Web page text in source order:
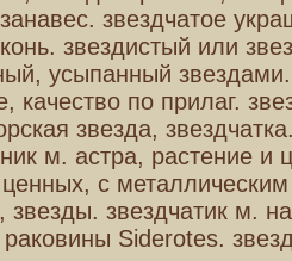
звездчатое
звездистый или
усыпанный звездами.
качество по прилаг.
звезда,
м. астра, растение и
ценных, с
звезды. звездчатик м.
Siderotes.